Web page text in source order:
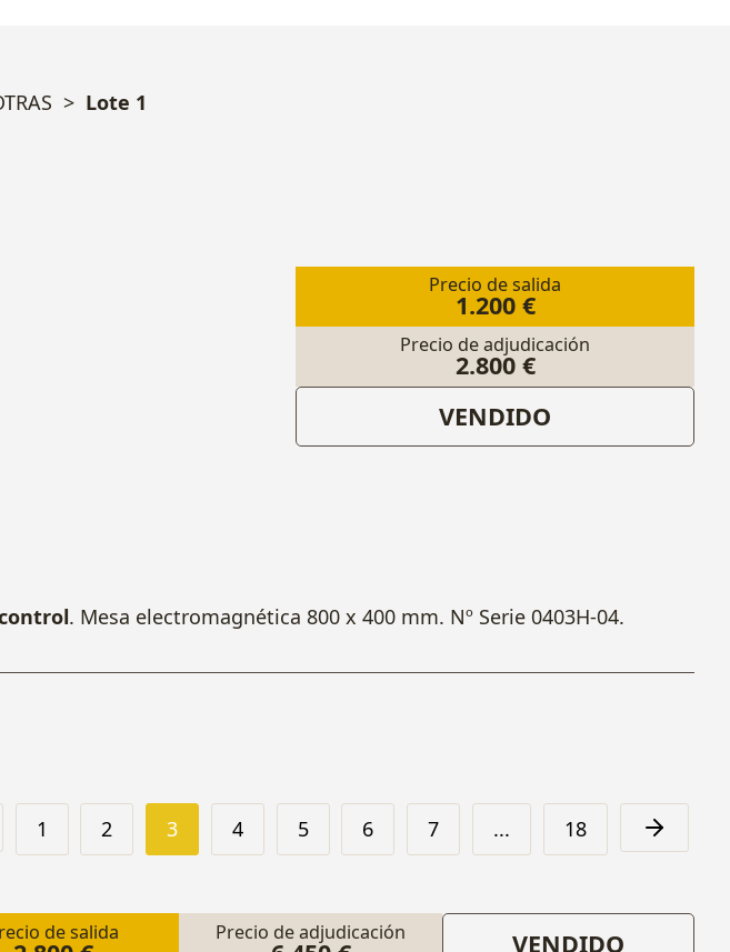
Lote 1
Precio de salida
1.200 €
Precio de adjudicación
2.800 €
VENDIDO
. Mesa electromagnética 800 x 400 mm. Nº Serie 0403H-04.
1 2 3 4 5 6 7 ... 18
de salida Precio de adjudicación VENDIDO